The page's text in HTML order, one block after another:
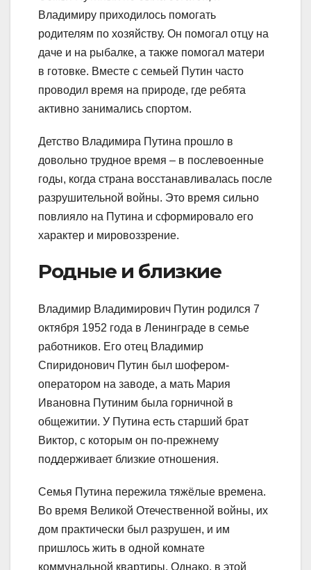
Владимиру приходилось помогать
родителям по хозяйству. Он помогал отцу на
даче и на рыбалке, а также помогал матери
в готовке. Вместе с семьей Путин часто
проводил время на природе, где ребята
активно занимались спортом.
Детство Владимира Путина прошло в
довольно трудное время – в послевоенные
годы, когда страна восстанавливалась после
разрушительной войны. Это время сильно
повлияло на Путина и сформировало его
характер и мировоззрение.
Родные и близкие
Владимир Владимирович Путин родился 7
октября 1952 года в Ленинграде в семье
работников. Его отец Владимир
Спиридонович Путин был шофером-
оператором на заводе, а мать Мария
Ивановна Путиним была горничной в
общежитии. У Путина есть старший брат
Виктор, с которым он по-прежнему
поддерживает близкие отношения.
Семья Путина пережила тяжёлые времена.
Во время Великой Отечественной войны, их
дом практически был разрушен, и им
пришлось жить в одной комнате
коммунальной квартиры. Однако, в этой